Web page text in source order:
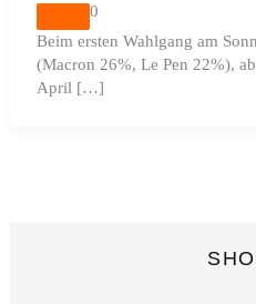
0
Beim ersten Wahlgang am
(Macron 26%, Le Pen 22%),
April […]